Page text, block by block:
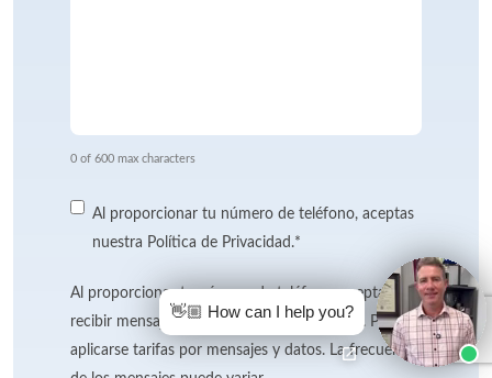
0 of 600 max characters
Consent*
Al proporcionar tu número de teléfono, aceptas
nuestra Política de Privacidad.*
SMS
Opt-
in
Al proporcionar tu número de teléfono, aceptas
recibir mensajes de texto de Foster Wallace. Pueden
aplicarse tarifas por mensajes y datos. La frecuencia
👋🏼 How can I help you?